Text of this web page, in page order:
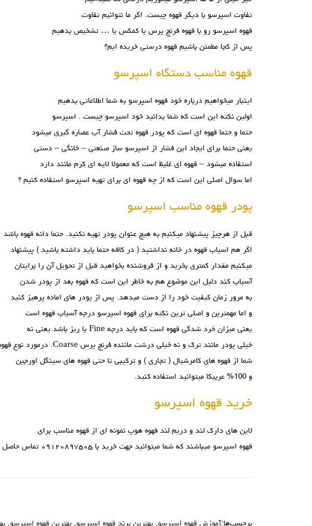
تفاوت اسپرسو با دیگر قهوه چیست. اگر ما نتوانیم تفاوت
قهوه اسپرسو رو با قهوه فرنچ پرس یا کمکس یا … تشخیص بدهیم
پس از کجا مطمئن باشیم قهوه درستی خریده ایم؟
قهوه مناسب دستگاه اسپرسو
اینبار میخواهیم درباره خود قهوه اسپرسو به شما اطلاعاتی بدهیم
اولین نکته این است که شما بدانید خود اسپرسو چیست . اسپرسو
حتما و حتما قهوه ای است که پودر قهوه تحت فشار آب عصاره گیری میشود
یعنی حتما برای ایجاد این فشار از اسپرسو ساز صنعتی – خانگی – دستی
استفاده میشود – قهوه ای غلیظ است که معمولا لایه ای کرم مانند دارد
اما سوال اصلی این است که از چه قهوه ای برای تهیه اسپرسو استفاده کنیم ؟
پودر قهوه مناسب اسپرسو
قبل از هرچیز پیشنهاد میکنیم به هیچ عنوان پودر تهیه نکنید. حتما دانه قهوه باشد
اگر هم اسیاب قهوه در خانه نداشتید ( در کافه حتما باید داشته باشید ) پیشنهاد
میکنیم مقدار کمتری بخرید و از فروشنده بخواهید قبل از تحویل آن را برایتان
آسیاب کند دلیل این موضوع هم به خاطر این است که قهوه بعد از پودر شدن
به مرور زمان کیفیت خود را از دست میدهد. پس از پودر های اماده پرهیز کنید
و اما مهمترین و اصلی ترین نکته برای قهوه اسپرسو درجه آسیاب قهوه است
یعنی میزان خرد شدگی قهوه است که باید درجه Fine یا ریز باشد یعنی نه
خیلی پودر مانند ترک و نه خیلی درشت ماننده فرنچ پرس Coarse. درمورد نوع قهوه هم
شما از قهوه های کامرشیال ( تجاری ) و ترکیبی تا حتی قهوه های سینگل اورجین
و 100% عربیکا میتوانید استفاده کنید.
خرید قهوه اسپرسو
لاین های دارک لند و دریم لند قهوه هوپ نمونه ای از قهوه مناسب برای
قهوه اسپرسو میباشند که شما میتوانید جهت خرید با ۰۹۱۲۰۸۹۷۵۰۵ تماس حاصل بفرمایید
برچسب‌ها:آموزش قهوه اسپرسو, بهترین برند قهوه اسپرسو, بهترین قهوه اسپرسو,